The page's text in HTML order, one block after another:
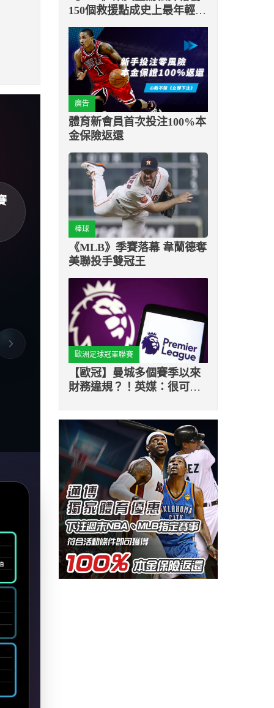
150個救援點成史上最年輕締
造者
廣告
體育新會員首次投注100%本
金保險返還
棒球
《MLB》季賽落幕 韋蘭德奪
美聯投手雙冠王
歐洲足球冠軍聯賽
【歐冠】曼城多個賽季以來
財務違規？！英媒：很可能